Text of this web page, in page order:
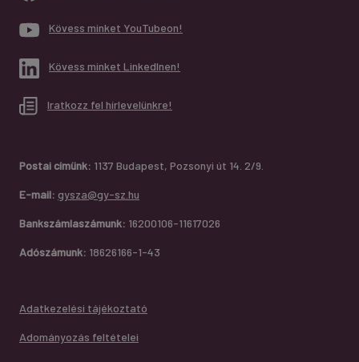
Kövess minket YouTubeon!
Kövess minket LinkedInen!
Iratkozz fel hírlevelünkre!
Postai címünk: 1137 Budapest, Pozsonyi út 14. 2/9.
E-mail: gysza@gy-sz.hu
Bankszámlaszámunk: 16200106-11617026
Adószámunk: 18626166-1-43
Adatkezelési tájékoztató
Adományozás feltételei